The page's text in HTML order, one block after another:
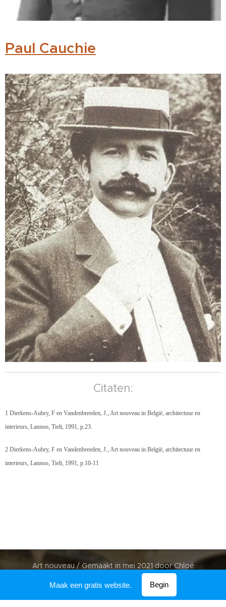
Paul Cauchie
Citaten:
1 Dierkens-Aubry, F en Vandenbreeden, J., Art nouveau in België, architectuur en
interieurs, Lannoo, Tielt, 1991, p.23.
2 Dierkens-Aubry, F en Vandenbreeden, J., Art nouveau in België, architectuur en
interieurs, Lannoo, Tielt, 1991, p.10-11
Art nouveau / Gemaakt in mei 2021 door Chloé
Mogelijk gemaakt door
Webnode
Maak een gratis website. Begin